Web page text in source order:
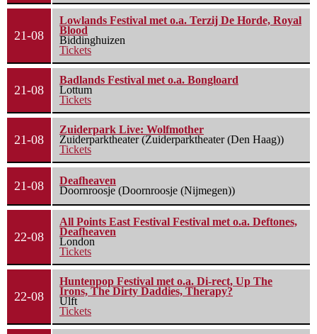
21-08
Lowlands Festival met o.a. Terzij De Horde, Royal
Blood
Biddinghuizen
Tickets
21-08
Badlands Festival met o.a. Bongloard
Lottum
Tickets
21-08
Zuiderpark Live: Wolfmother
Zuiderparktheater (Zuiderparktheater (Den Haag))
Tickets
21-08
Deafheaven
Doornroosje (Doornroosje (Nijmegen))
22-08
All Points East Festival Festival met o.a. Deftones,
Deafheaven
London
Tickets
22-08
Huntenpop Festival met o.a. Di-rect, Up The
Irons, The Dirty Daddies, Therapy?
Ulft
Tickets